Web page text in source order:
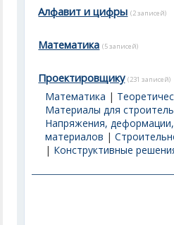
Алфавит и цифры (2 записей)
Математика (5 записей)
Проектировщику (231 записей)
Математика |
Материалы для
Напряжения,
материалов |
| Конструктивные